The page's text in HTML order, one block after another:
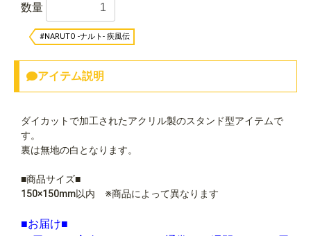
数量
#NARUTO -ナルト- 疾風伝
アイテム説明
ダイカットで加工されたアクリル製のスタンド型アイテムで
す。
裏は無地の白となります。
■商品サイズ■
150×150mm以内 ※商品によって異なります
■お届け■